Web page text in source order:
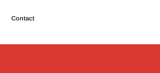
Contact